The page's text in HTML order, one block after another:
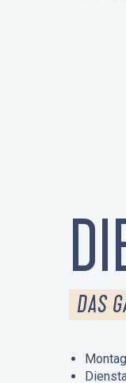
DAS